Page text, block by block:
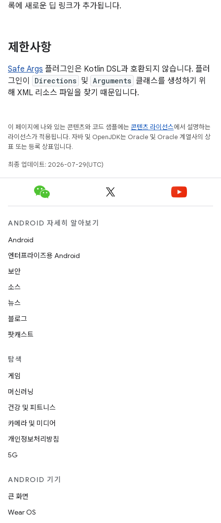
록에 새로운 딥 링크가 추가됩니다.
제한사항
Safe Args 플러그인은 Kotlin DSL과 호환되지 않습니다. 플러
그인이
Directions 및 Arguments 클래스를 생성하기 위
해 XML 리소스 파일을 찾기 때문입니다.
이 페이지에 나와 있는 콘텐츠와 코드 샘플에는 콘텐츠 라이선스에서 설명하는
라이선스가 적용됩니다. 자바 및 OpenJDK는 Oracle 및 Oracle 계열사의 상
표 또는 등록 상표입니다.
최종 업데이트: 2026-07-29(UTC)
ANDROID 자세히 알아보기
Android
엔터프라이즈용 Android
보안
소스
뉴스
블로그
팟캐스트
탐색
게임
머신러닝
건강 및 피트니스
카메라 및 미디어
개인정보처리방침
5G
ANDROID 기기
큰 화면
Wear OS